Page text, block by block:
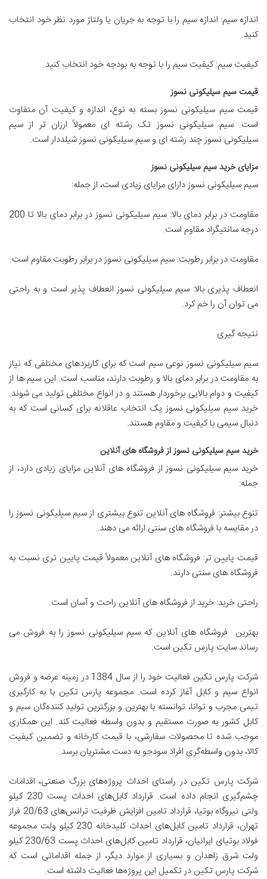
اندازه سیم: اندازه سیم را با توجه به جریان یا ولتاژ مورد نظر خود انتخاب
کنید.
کیفیت سیم: کیفیت سیم را با توجه به بودجه خود انتخاب کنید.
قیمت سیم سیلیکونی نسوز
قیمت سیم سیلیکونی نسوز بسته به نوع، اندازه و کیفیت آن متفاوت
است. سیم سیلیکونی نسوز تک رشته ای معمولاً ارزان تر از سیم
سیلیکونی نسوز چند رشته ای و سیم سیلیکونی نسوز شیلددار است.
مزایای خرید سیم سیلیکونی نسوز
سیم سیلیکونی نسوز دارای مزایای زیادی است، از جمله:
مقاومت در برابر دمای بالا: سیم سیلیکونی نسوز در برابر دمای بالا تا 200
درجه سانتیگراد مقاوم است.
مقاومت در برابر رطوبت: سیم سیلیکونی نسوز در برابر رطوبت مقاوم است.
انعطاف پذیری بالا: سیم سیلیکونی نسوز انعطاف پذیر است و به راحتی
می توان آن را خم کرد.
نتیجه گیری
سیم سیلیکونی نسوز نوعی سیم است که برای کاربردهای مختلفی که نیاز
به مقاومت در برابر دمای بالا و رطوبت دارند، مناسب است. این سیم ها از
کیفیت و دوام بالایی برخوردار هستند و در انواع مختلفی تولید می شوند.
خرید سیم سیلیکونی نسوز یک انتخاب عاقلانه برای کسانی است که به
دنبال سیمی با کیفیت و مقاوم هستند.
خرید سیم سیلیکونی نسوز از فروشگاه های آنلاین
خرید سیم سیلیکونی نسوز از فروشگاه های آنلاین مزایای زیادی دارد، از
جمله:
تنوع بیشتر: فروشگاه های آنلاین تنوع بیشتری از سیم سیلیکونی نسوز را
در مقایسه با فروشگاه های سنتی ارائه می دهند.
قیمت پایین تر: فروشگاه های آنلاین معمولاً قیمت پایین تری نسبت به
فروشگاه های سنتی دارند.
راحتی خرید: خرید از فروشگاه های آنلاین راحت و آسان است.
بهترین فروشگاه های آنلاین که سیم سیلیکونی نسوز را به فروش می
رساند سایت پارس تکین است.
شرکت پارس تکین فعالیت خود را از سال 1384 در زمینه عرضه و فروش
انواع سیم و کابل آغاز کرده است. مجموعه پارس تکین با به کارگیری
تیمی مجرب و توانا، توانسته با بهترین و بزرگترین تولید کننده‌گان سیم و
کابل کشور به صورت مستقیم و بدون واسطه فعالیت کند. این همکاری
موجب شده تا محصولات سفارشی، با قیمت کارخانه و تضمین کیفیت
کالا، بدون واسطه‌گریِ افراد سودجو به دست مشتریان برسد.
شرکت پارس تکین در راستای احداث پروژه‌های بزرگ صنعتی، اقدامات
چشم‌گیری انجام داده است. قرارداد کابل‌های احداث پست 230 کیلو
ولتی نیروگاه بوتیا، قرارداد تامین افزایش ظرفیت ترانس‌های 20/63 فراز
تهران، قرارداد تامین کابل‌های احداث کلیدخانه 230 کیلو ولت مجموعه
فولاد بوتیای ایرانیان، قرارداد تامین کابل‌های احداث پست 230/63 کیلو
ولت شرق زاهدان و بسیاری از موارد دیگر، از جمله اقداماتی است که
شرکت پارس تکین در تکمیل این پروژه‌ها فعالیت داشته است.